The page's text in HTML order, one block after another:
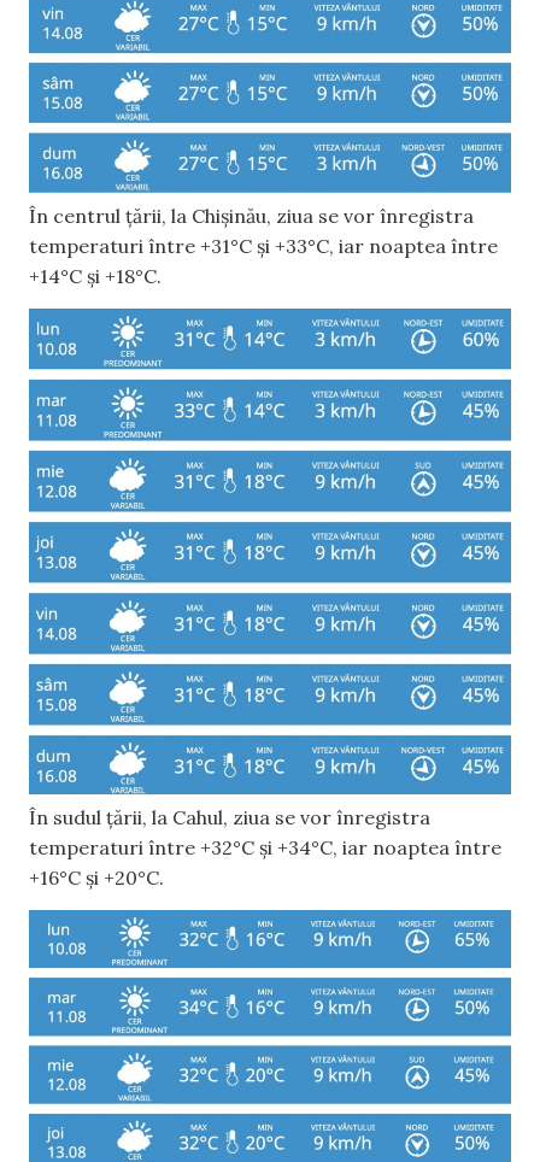
În centrul țării, la Chișinău, ziua se vor înregistra
temperaturi între +31°C și +33°C, iar noaptea între
+14°C și +18°C.
În sudul țării, la Cahul, ziua se vor înregistra
temperaturi între +32°C și +34°C, iar noaptea între
+16°C și +20°C.